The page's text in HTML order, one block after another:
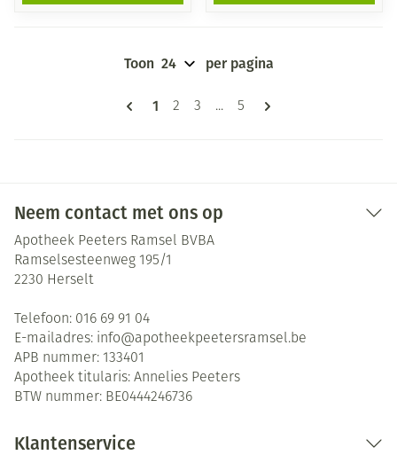
Pagina's
U lees momenteel pagina
1 Pagina
2 Pagina
3 ... Pagina
5
Toon per pagina
Neem contact met ons op
Apotheek Peeters Ramsel BVBA
Ramselsesteenweg 195/1
2230 Herselt
Telefoon: 016 69 91 04
E-mailadres: info@apotheekpeetersramsel.be
APB nummer: 133401
Apotheek titularis: Annelies Peeters
BTW nummer: BE0444246736
Klantenservice